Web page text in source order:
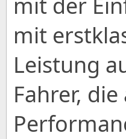
mit
Leistung
Fahrer,